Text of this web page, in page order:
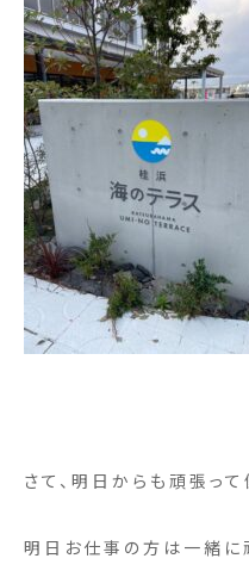
さて、明日からも頑張っ
明日お仕事の方は一緒に